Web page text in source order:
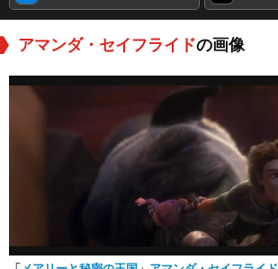
アマンダ・セイフライドの画像